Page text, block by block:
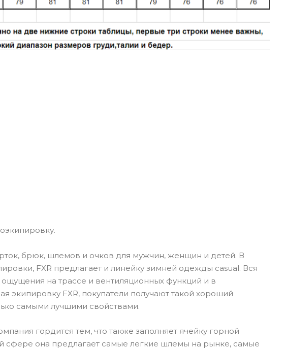
брюк, шлемов и очков для мужчин, женщин и детей. В
FXR предлагает и линейку зимней одежды casual. Вся
на трассе и вентиляционных функций и в
экипировку FXR, покупатели получают такой хороший
самыми лучшими свойствами.
гордится тем, что также заполняет ячейку горной
сфере она предлагает самые легкие шлемы на рынке, самые